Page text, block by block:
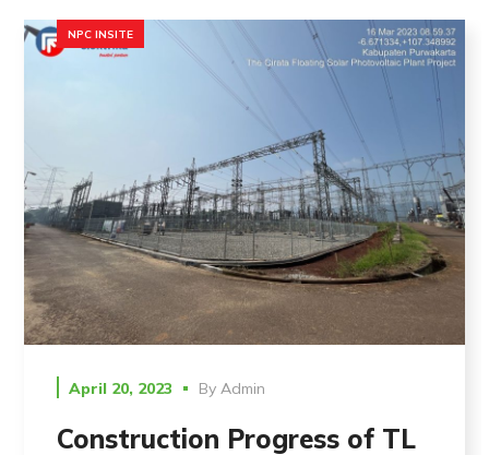
NPC INSITE
April 20, 2023 ByAdmin
Construction Progress of TL